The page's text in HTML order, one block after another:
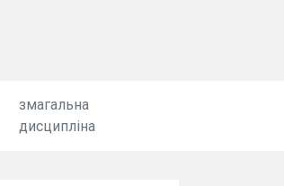
змагальна
дисципліна